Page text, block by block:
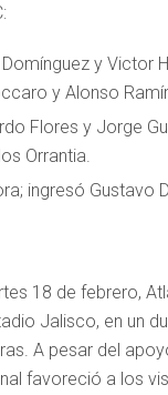
y Victor
y Alonso
Flores y Jorge
Orrantia.
ingresó Gustavo
18 de febrero,
Jalisco, en un
A pesar del
favoreció a los